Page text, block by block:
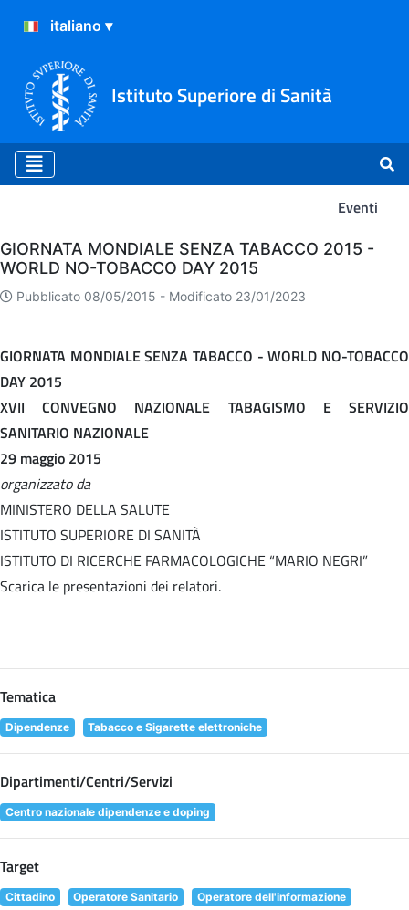
Istituto Superiore di Sanità
Eventi
Eventi
GIORNATA MONDIALE SENZA TABACCO 2015 -
WORLD NO-TOBACCO DAY 2015
Pubblicato 08/05/2015 - Modificato 23/01/2023
GIORNATA MONDIALE SENZA TABACCO - WORLD NO-TOBACCO
DAY 2015
XVII CONVEGNO NAZIONALE TABAGISMO E SERVIZIO
SANITARIO NAZIONALE
29 maggio 2015
organizzato da
MINISTERO DELLA SALUTE
ISTITUTO SUPERIORE DI SANITÀ
ISTITUTO DI RICERCHE FARMACOLOGICHE “MARIO NEGRI”
Scarica le presentazioni dei relatori.
Tematica
Dipendenze Tabacco e Sigarette elettroniche
Dipartimenti/Centri/Servizi
Centro nazionale dipendenze e doping
Target
Cittadino Operatore Sanitario Operatore dell'informazione